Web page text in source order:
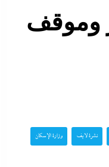
وموقف
نشرة لايف وزارة الإسكان